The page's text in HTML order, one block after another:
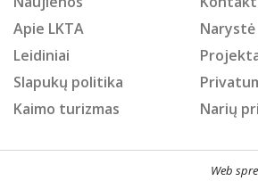
Apie LKTA
Narystė
Leidiniai
Slapukų politika
Kaimo turizmas
Narių
Web